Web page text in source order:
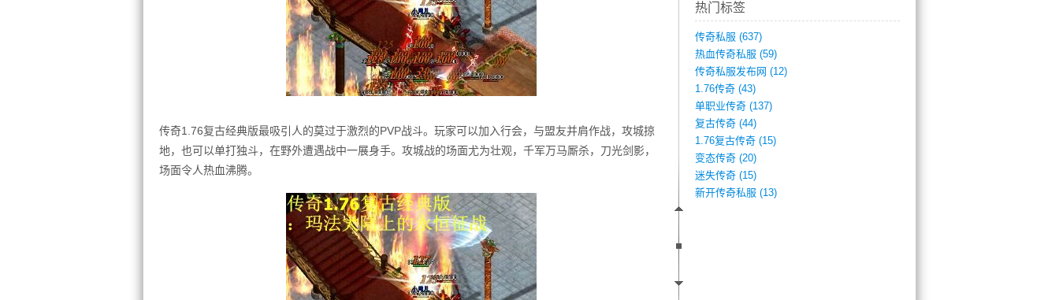
传奇1.76复古经典版最吸引人的莫过于激烈的PVP战斗。玩家可以加入行会，与盟友并肩作战，攻城掠
地，也可以单打独斗，在野外遭遇战中一展身手。攻城战的场面尤为壮观，千军万马厮杀，刀光剑影，
场面令人热血沸腾。
热门标签
传奇私服 (637)
热血传奇私服 (59)
传奇私服发布网 (12)
1.76传奇 (43)
单职业传奇 (137)
复古传奇 (44)
1.76复古传奇 (15)
变态传奇 (20)
迷失传奇 (15)
新开传奇私服 (13)